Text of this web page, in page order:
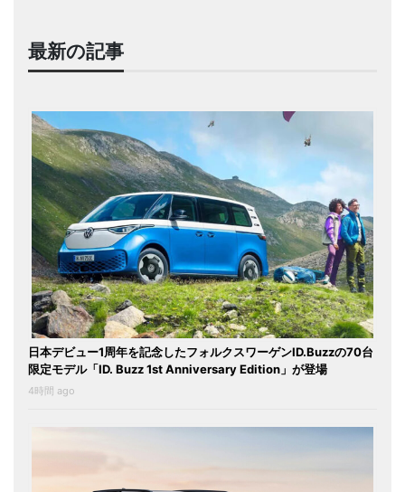
最新の記事
日本デビュー1周年を記念したフォルクスワーゲンID.Buzzの70台
限定モデル「ID. Buzz 1st Anniversary Edition」が登場
4時間 ago